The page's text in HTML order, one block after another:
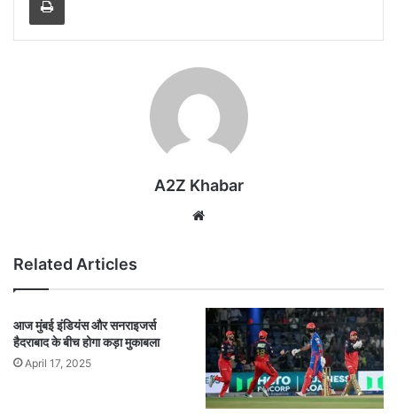
A2Z Khabar
Related Articles
आज मुंबई इंडियंस और सनराइजर्स
हैदराबाद के बीच होगा कड़ा मुकाबला
April 17, 2025